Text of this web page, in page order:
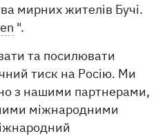
мирних жителів Бучі.
".
та посилювати
тиск на Росію. Ми
з нашими партнерами,
міжнародними